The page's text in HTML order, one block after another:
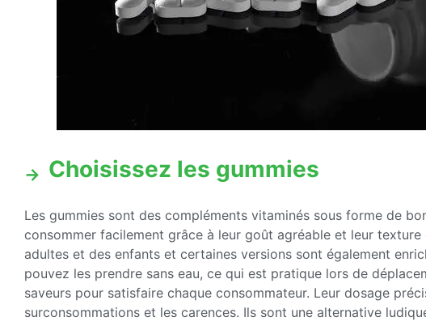
Choisissez les gummies
Les gummies sont des compléments vitaminés sous forme de
consommer facilement grâce à leur goût agréable et leur
adultes et des enfants et certaines versions sont également
pouvez les prendre sans eau, ce qui est pratique lors de
saveurs pour satisfaire chaque consommateur. Leur dosage
surconsommations et les carences. Ils sont une alternative